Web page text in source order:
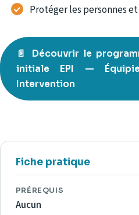
Protéger les personnes
📄 Découvrir le
initiale EPI —
Intervention
Fiche pratique
PRÉREQUIS
Aucun